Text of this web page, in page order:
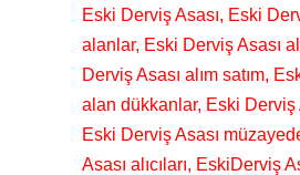
Eski Derviş Asası, Eski
alanlar, Eski Derviş Asası
Derviş Asası alım satım,
alan dükkanlar, Eski Derviş
Eski Derviş Asası
Asası alıcıları, EskiDerviş